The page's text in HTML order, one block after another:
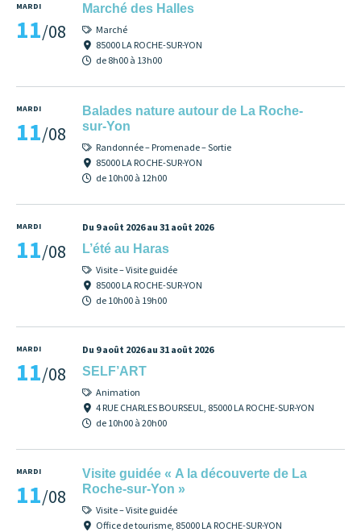
MARDI
11/08
Marché des Halles
Marché
85000 LA ROCHE-SUR-YON
de 8h00 à 13h00
MARDI
11/08
Balades nature autour de La Roche-
sur-Yon
Randonnée – Promenade – Sortie
85000 LA ROCHE-SUR-YON
de 10h00 à 12h00
MARDI
11/08
Du 9 août 2026 au 31 août 2026
L’été au Haras
Visite – Visite guidée
85000 LA ROCHE-SUR-YON
de 10h00 à 19h00
MARDI
11/08
Du 9 août 2026 au 31 août 2026
SELF’ART
Animation
4 RUE CHARLES BOURSEUL, 85000 LA ROCHE-SUR-YON
de 10h00 à 20h00
MARDI
11/08
Visite guidée « A la découverte de La
Roche-sur-Yon »
Visite – Visite guidée
Office de tourisme, 85000 LA ROCHE-SUR-YON